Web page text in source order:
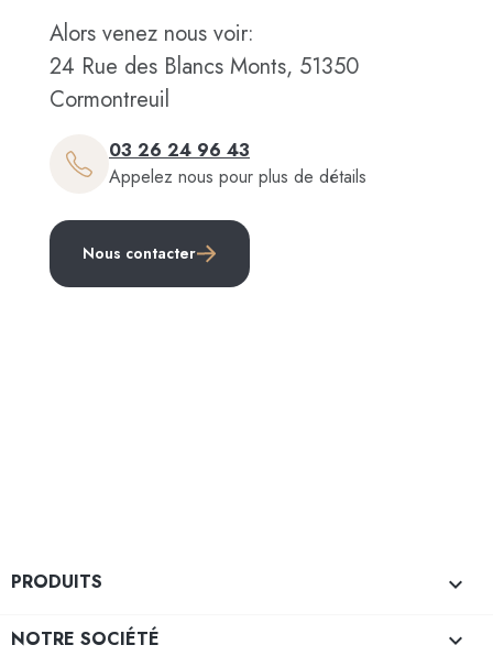
Alors venez nous voir:
24 Rue des Blancs Monts, 51350
Cormontreuil
03 26 24 96 43
Appelez nous pour plus de détails
Nous contacter
PRODUITS 
NOTRE SOCIÉTÉ 